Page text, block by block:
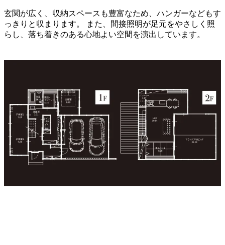
玄関が広く、収納スペースも豊富なため、ハンガーなどもす
っきりと収まります。 また、間接照明が足元をやさしく照
らし、落ち着きのある心地よい空間を演出しています。